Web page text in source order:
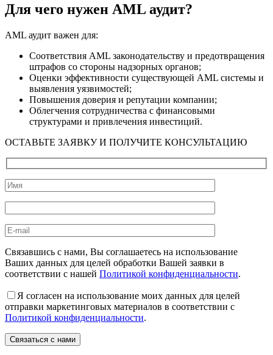
Для чего нужен AML аудит?
AML аудит важен для:
Соответствия AML законодательству и предотвращения
штрафов со стороны надзорных органов;
Оценки эффективности существующей AML системы и
выявления уязвимостей;
Повышения доверия и репутации компании;
Облегчения сотрудничества с финансовыми
структурами и привлечения инвестиций.
ОСТАВЬТЕ ЗАЯВКУ И ПОЛУЧИТЕ КОНСУЛЬТАЦИЮ
Связавшись с нами, Вы соглашаетесь на использование
Ваших данных для целей обработки Вашей заявки в
соответствии с нашей Политикой конфиденциальности.
Я согласен на использование моих данных для целей
отправки маркетинговых материалов в соответствии с
Политикой конфиденциальности.